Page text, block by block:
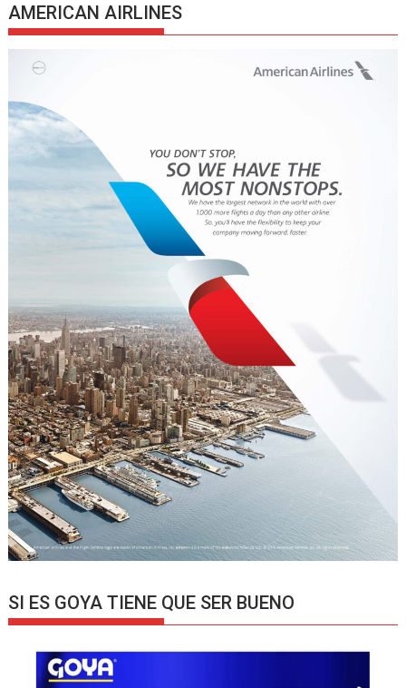
AMERICAN AIRLINES
SI ES GOYA TIENE QUE SER BUENO